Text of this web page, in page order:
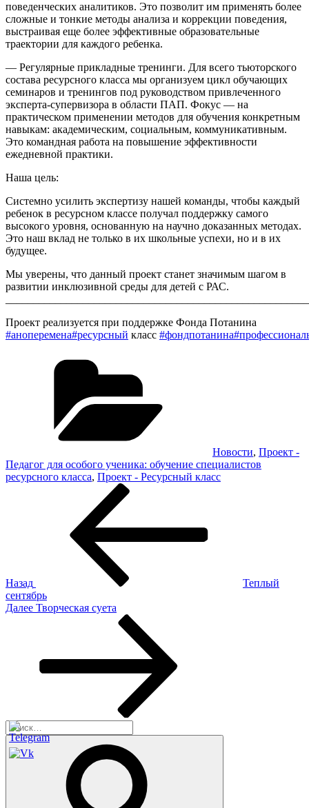
поведенческих аналитиков. Это позволит им применять более
сложные и тонкие методы анализа и коррекции поведения,
выстраивая еще более эффективные образовательные
траектории для каждого ребенка.
— Регулярные прикладные тренинги. Для всего тьюторского
состава ресурсного класса мы организуем цикл обучающих
семинаров и тренингов под руководством привлеченного
эксперта-супервизора в области ПАП. Фокус — на
практическом применении методов для обучения конкретным
навыкам: академическим, социальным, коммуникативным.
Это командная работа на повышение эффективности
ежедневной практики.
Наша цель:
Системно усилить экспертизу нашей команды, чтобы каждый
ребенок в ресурсном классе получал поддержку самого
высокого уровня, основанную на научно доказанных методах.
Это наш вклад не только в их школьные успехи, но и в их
будущее.
Мы уверены, что данный проект станет значимым шагом в
развитии инклюзивной среды для детей с РАС.
Проект реализуется при поддержке Фонда Потанина
#аноперемена#ресурсный класс #фондпотанина
Новости, Проект -
Педагог для особого ученика: обучение специалистов
ресурсного класса, Проект - Ресурсный класс
Назад
Теплый
сентябрь
Следующая
Далее Творческая суета
Искать: